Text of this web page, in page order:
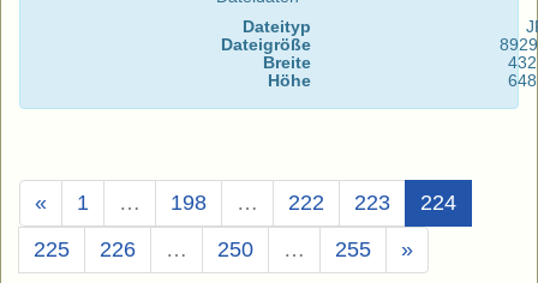
Dateityp
Dateigröße
Breite
Höhe
« 1 … 198 … 222 223 224(Aktuell)
225
226 … 250 … 255 »